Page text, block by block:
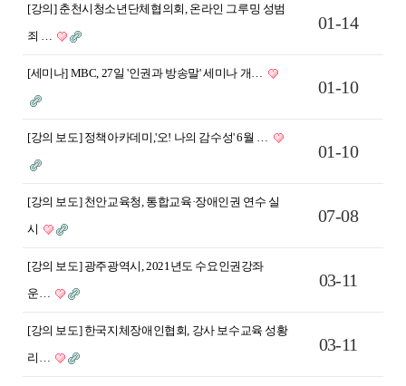
[강의] 춘천시청소년단체협의회, 온라인 그루밍 성범
죄 …
01-14
[세미나] MBC, 27일 '인권과 방송말' 세미나 개…
01-10
[강의 보도] 정책아카데미,'오! 나의 감수성' 6월 …
01-10
[강의 보도] 천안교육청, 통합교육·장애인권 연수 실
시
07-08
[강의 보도] 광주광역시, 2021년도 수요인권강좌
운…
03-11
[강의 보도] 한국지체장애인협회, 강사 보수교육 성황
리…
03-11